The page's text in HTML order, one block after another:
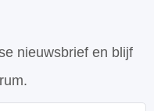
nieuwsbrief en blijf